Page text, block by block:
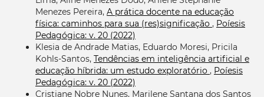
Menezes Pereira, A prática docente na educação
física: caminhos para sua (res)significação , Poíesis
Pedagógica: v. 20 (2022)
Klesia de Andrade Matias, Eduardo Moresi, Pricila
Kohls-Santos, Tendências em inteligência artificial e
educação híbrida: um estudo exploratório , Poíesis
Pedagógica: v. 20 (2022)
Cristiane Nobre Nunes, Marilene Santana dos Santos